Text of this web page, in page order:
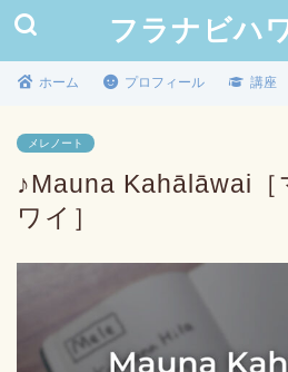
フラナビハ
ホーム プロフィール 講座
メレノート
♪Mauna Kahālāwai［
ワイ］